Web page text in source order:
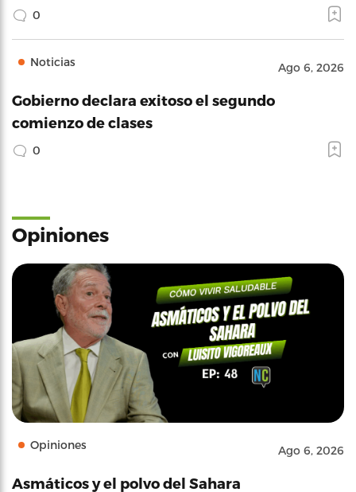
0
Noticias Ago 6, 2026
Gobierno declara exitoso el segundo
comienzo de clases
0
Opiniones
Opiniones Ago 6, 2026
Asmáticos y el polvo del Sahara